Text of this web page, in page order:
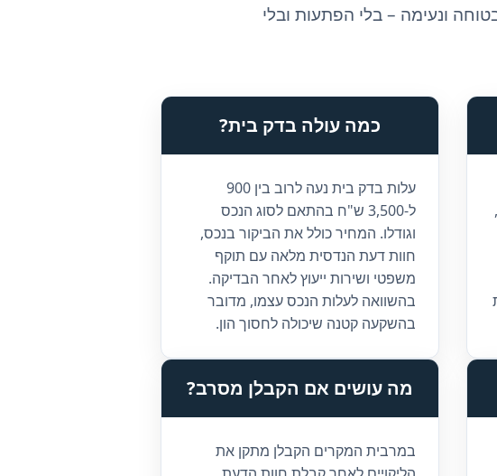
ונעימה – בלי הפתעות ובלי
כמה עולה בדק בית?
עלות בדק בית נעה לרוב בין 900
ל-3,500 ש"ח בהתאם לסוג הנכס
וגודלו. המחיר כולל את הביקור בנכס,
חוות דעת הנדסית מלאה עם תוקף
משפטי ושירות ייעוץ לאחר הבדיקה.
בהשוואה לעלות הנכס עצמו, מדובר
בהשקעה קטנה שיכולה לחסוך הון.
מה עושים אם הקבלן מסרב?
במרבית המקרים הקבלן מתקן את